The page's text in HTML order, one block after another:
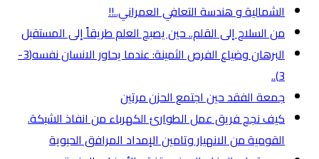
الشمالية و هندسة التعافي العمراني..!!
من السلاح إلى القلم.. حين يصبح العلم طريقاً إلى المستقبل
البرهان وضياع الفرص الثمينة: عندما يحاور الانسان نفسه(3-
3)..
جمعة الفقد حين اجتمع الحزن مرتين
كيف نجح فريق عمل الطوارئ الكهرباء من انفاذ الشبكة.
القومية من الانهيار وتامين الإمداد المرافق الحيوية